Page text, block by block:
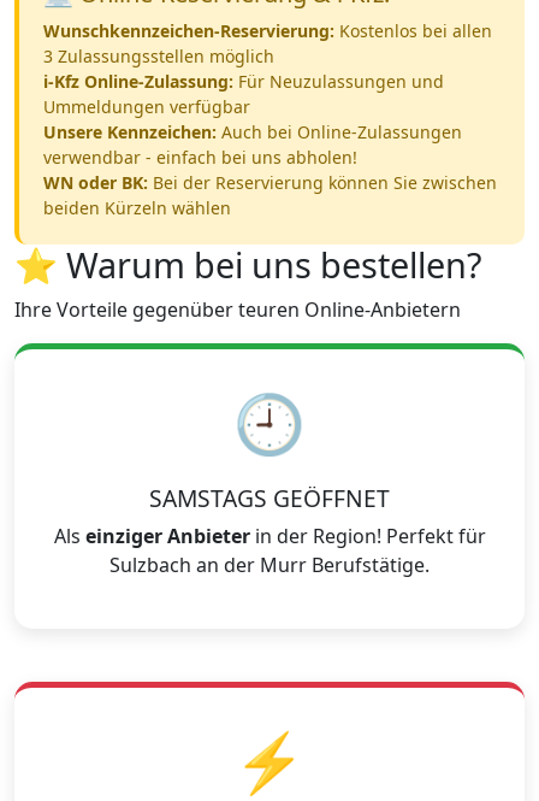
Wunschkennzeichen-Reservierung: Kostenlos bei allen
3 Zulassungsstellen möglich
i-Kfz Online-Zulassung: Für Neuzulassungen und
Ummeldungen verfügbar
Unsere Kennzeichen: Auch bei Online-Zulassungen
verwendbar - einfach bei uns abholen!
WN oder BK: Bei der Reservierung können Sie zwischen
beiden Kürzeln wählen
⭐ Warum bei uns bestellen?
Ihre Vorteile gegenüber teuren Online-Anbietern
🕘
SAMSTAGS GEÖFFNET
Als einziger Anbieterin der Region! Perfekt für
Sulzbach an der Murr Berufstätige.
⚡